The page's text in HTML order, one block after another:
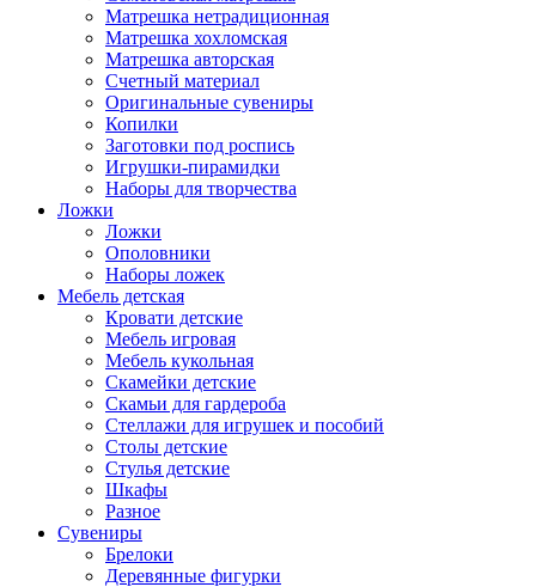
Матрешка нетрадиционная
Матрешка хохломская
Матрешка авторская
Счетный материал
Оригинальные сувениры
Копилки
Заготовки под роспись
Игрушки-пирамидки
Наборы для творчества
Ложки
Ложки
Ополовники
Наборы ложек
Мебель детская
Кровати детские
Мебель игровая
Мебель кукольная
Скамейки детские
Скамьи для гардероба
Стеллажи для игрушек и пособий
Столы детские
Стулья детские
Шкафы
Разное
Сувениры
Брелоки
Деревянные фигурки